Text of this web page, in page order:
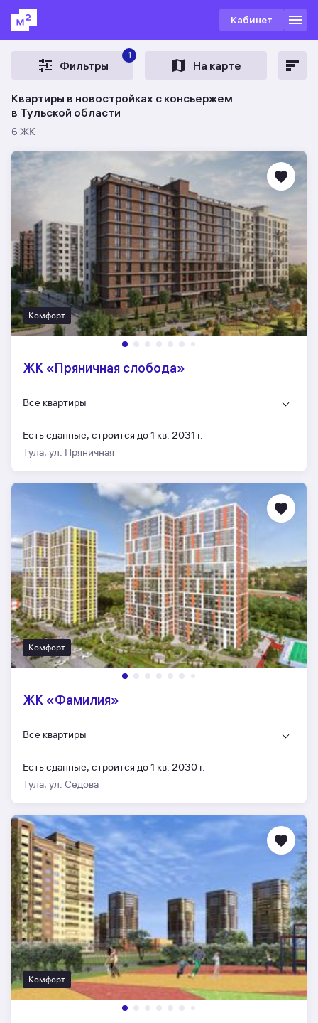
Кабинет
Фильтры
1
На карте
Квартиры в новостройках c консьержем
в Тульской области
6 ЖК
Комфорт
ЖК «Пряничная слобода»
Все квартиры
Есть сданные, строится до 1 кв. 2031 г.
Тула, ул. Пряничная
Комфорт
ЖК «Фамилия»
Все квартиры
Есть сданные, строится до 1 кв. 2030 г.
Тула, ул. Седова
Комфорт